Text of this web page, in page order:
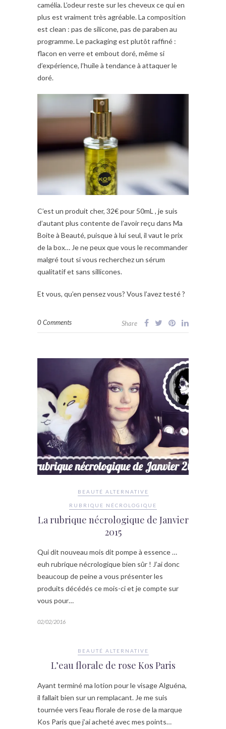
camélia. L’odeur reste sur les cheveux ce qui en
plus est vraiment très agréable. La composition
est clean : pas de silicone, pas de paraben au
programme. Le packaging est plutôt raffiné :
flacon en verre et embout doré, même si
d’expérience, l’huile à tendance à attaquer le
doré.
C’est un produit cher, 32€ pour 50mL , je suis
d’autant plus contente de l’avoir reçu dans Ma
Boite à Beauté, puisque à lui seul, il vaut le prix
de la box… Je ne peux que vous le recommander
malgré tout si vous recherchez un sérum
qualitatif et sans sillicones.
Et vous, qu’en pensez vous? Vous l’avez testé ?
0 Comments Share
BEAUTÉ ALTERNATIVE
RUBRIQUE NÉCROLOGIQUE
La rubrique nécrologique de Janvier
2015
Qui dit nouveau mois dit pompe à essence …
euh rubrique nécrologique bien sûr ! J’ai donc
beaucoup de peine a vous présenter les
produits décédés ce mois-ci et je compte sur
vous pour…
02/02/2016
BEAUTÉ ALTERNATIVE
L’eau florale de rose Kos Paris
Ayant terminé ma lotion pour le visage Alguéna,
il fallait bien sur un remplacant. Je me suis
tournée vers l’eau florale de rose de la marque
Kos Paris que j’ai acheté avec mes points…